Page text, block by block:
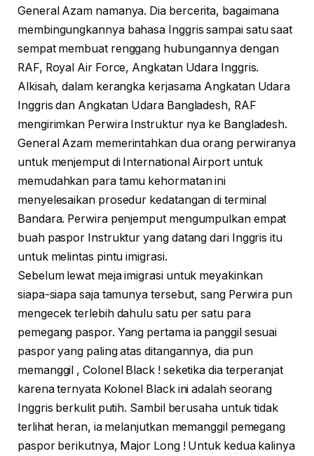
General Azam namanya. Dia bercerita, bagaimana
membingungkannya bahasa Inggris sampai satu saat
sempat membuat renggang hubungannya dengan
RAF, Royal Air Force, Angkatan Udara Inggris.
Alkisah, dalam kerangka kerjasama Angkatan Udara
Inggris dan Angkatan Udara Bangladesh, RAF
mengirimkan Perwira Instruktur nya ke Bangladesh.
General Azam memerintahkan dua orang perwiranya
untuk menjemput di International Airport untuk
memudahkan para tamu kehormatan ini
menyelesaikan prosedur kedatangan di terminal
Bandara. Perwira penjemput mengumpulkan empat
buah paspor Instruktur yang datang dari Inggris itu
untuk melintas pintu imigrasi.
Sebelum lewat meja imigrasi untuk meyakinkan
siapa-siapa saja tamunya tersebut, sang Perwira pun
mengecek terlebih dahulu satu per satu para
pemegang paspor. Yang pertama ia panggil sesuai
paspor yang paling atas ditangannya, dia pun
memanggil , Colonel Black ! seketika dia terperanjat
karena ternyata Kolonel Black ini adalah seorang
Inggris berkulit putih. Sambil berusaha untuk tidak
terlihat heran, ia melanjutkan memanggil pemegang
paspor berikutnya, Major Long ! Untuk kedua kalinya